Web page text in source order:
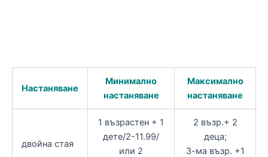
Настаняване
Минимално
настаняване
Максимално
настаняване
двойна стая
1 възрастен + 1
дете/2-11.99/
или 2
2 възр.+ 2
деца;
3-ма възр. +1